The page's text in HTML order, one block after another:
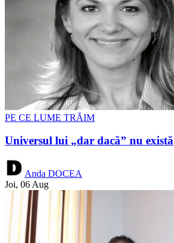
PE CE LUME TRĂIM
Universul lui „dar dacă” nu există
Anda DOCEA
Joi, 06 Aug